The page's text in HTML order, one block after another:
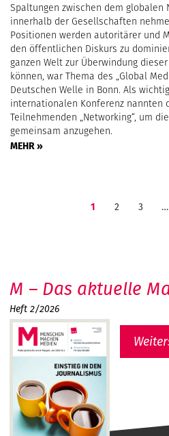
Spaltungen zwischen dem globalen
innerhalb der Gesellschaften
Positionen werden autoritärer und
den öffentlichen Diskurs zu
ganzen Welt zur Überwindung
können, war Thema des „Global
Deutschen Welle in Bonn. Als
internationalen Konferenz nannten
Teilnehmenden „Networking“, um
gemeinsam anzugehen.
MEHR »
1 2 3 …
M – Das aktuelle
Heft 2/2026